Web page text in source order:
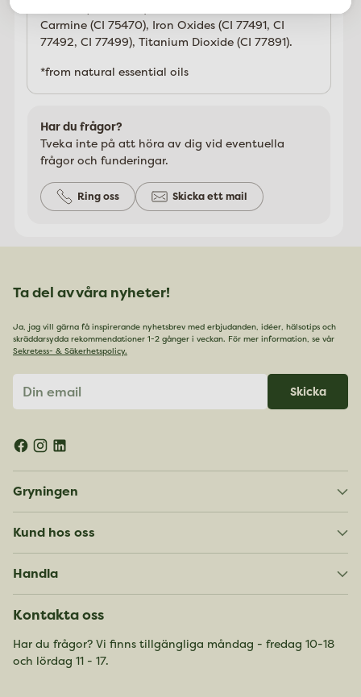
Carmine (CI 75470), Iron Oxides (CI 77491, CI
77492, CI 77499), Titanium Dioxide (CI 77891).
*from natural essential oils
Har du frågor?
Tveka inte på att höra av dig vid eventuella
frågor och funderingar.
Ring oss Skicka ett mail
Ta del av våra nyheter!
Ja, jag vill gärna få inspirerande nyhetsbrev med erbjudanden, idéer, hälsotips och
skräddarsydda rekommendationer 1-2 gånger i veckan. För mer information, se vår
Sekretess- & Säkerhetspolicy.
email
Skicka
Gryningen
Kund hos oss
Handla
Kontakta oss
Har du frågor? Vi finns tillgängliga måndag - fredag 10-18
och lördag 11 - 17.